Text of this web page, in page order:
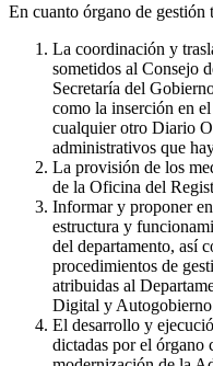
En cuanto órgano de gestión
La coordinación y
sometidos al Consejo
Secretaría del
como la inserción en
cualquier otro Diario
administrativos que
La provisión de los
de la Oficina del
Informar y proponer
estructura y
del departamento, así
procedimientos de
atribuidas al
Digital y
El desarrollo y
dictadas por el órgano